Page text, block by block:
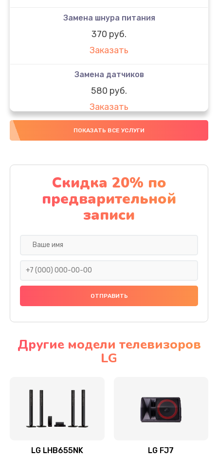
Замена шнура питания
370 руб.
Заказать
Замена датчиков
580 руб.
Заказать
Комплексная чистка
Заказать
Замена дисплея (экрана)
2000 руб.
Заказать
Ремонт платы электроники
Прошивка
Ремонт механики привода
Ремонт / замена кнопок, клавиш, индикаторов,
ПОКАЗАТЬ ВСЕ УСЛУГИ
Скидка 20% по
предварительной
записи
Другие модели телевизоров
LG
LG LHB655NK LG FJ7